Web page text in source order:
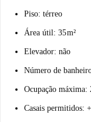
Piso: térreo
Área útil: 35 m²
Elevador: não
Número de
Ocupação máxima:
Casais permitidos: